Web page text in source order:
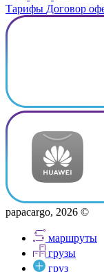
Тарифы Договор
papacargo, 2026 ©
маршруты
грузы
груз